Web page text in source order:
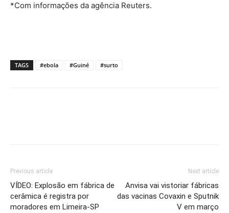
*Com informações da agência Reuters.
TAGS #ebola #Guiné #surto
Previous article
VÍDEO: Explosão em fábrica de
cerâmica é registra por
moradores em Limeira-SP
Next article
Anvisa vai vistoriar fábricas
das vacinas Covaxin e Sputnik
V em março